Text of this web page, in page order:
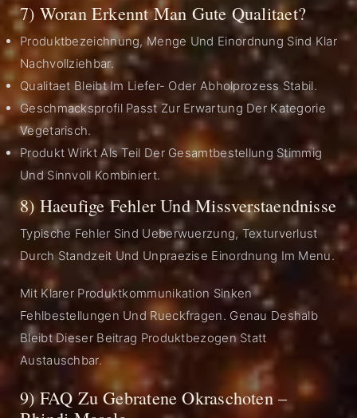
7) Woran Erkennt Man Gute Qualitaet?
Produktbezeichnung, Menge Und Einordnung Sind Klar
Nachvollziehbar.
Qualitaet Bleibt Im Liefer- Oder Abholprozess Stabil.
Geschmacksprofil Passt Zur Erwartung Der Kategorie
Vegetarisch.
Produkt Wirkt Als Teil Der Gesamtbestellung Stimmig
Und Sinnvoll Kombiniert.
8) Haeufige Fehler Und Missverstaendnisse
Typische Fehler Sind Ueberwuerzung, Texturverlust
Durch Standzeit Und Unpraezise Einordnung Im Menu.
Mit Klarer Produktkommunikation Sinken
Fehlbestellungen Und Rueckfragen. Genau Deshalb
Bleibt Dieser Beitrag Produktbezogen Statt
Austauschbar.
9) FAQ Zu Gebratene Okraschoten –